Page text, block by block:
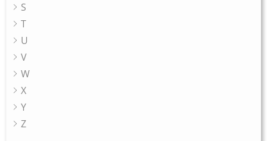
S
T
U
V
W
X
Y
Z